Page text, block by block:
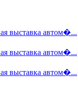
выставка автом�...
выставка автом�...
выставка автом�...